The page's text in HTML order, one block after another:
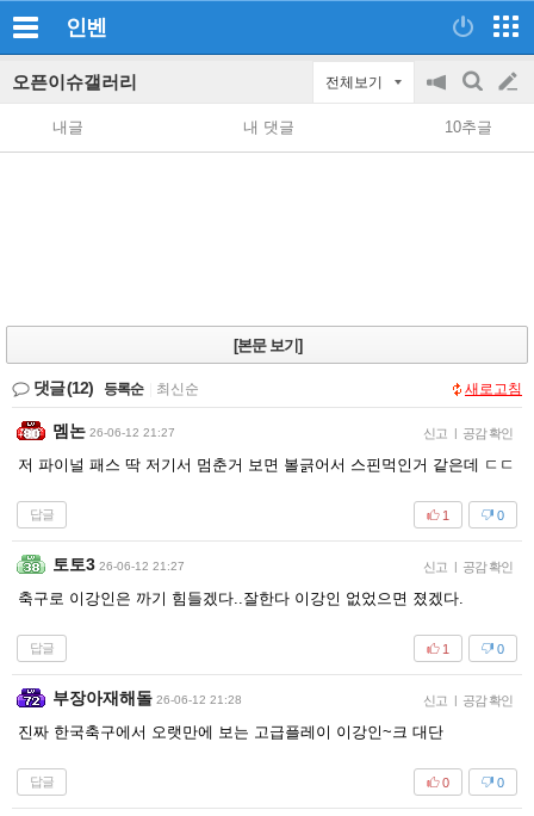
인벤
오픈이슈갤러리 전체보기
공
지
on/off
검
색
글
쓰
내글 내 댓글 10추글
[본문 보기]
댓글(12) 등록순 최신순 새로고침
멤논 26-06-12 21:27 신고 | 공감 확인
저 파이널 패스 딱 저기서 멈춘거 보면 볼긁어서 스핀먹인거 같은데 ㄷㄷ
답글 0
1
토토3 26-06-12 21:27 신고 | 공감 확인
축구로 이강인은 까기 힘들겠다..잘한다 이강인 없었으면 졌겠다.
답글 0
1
부장아재해돌 26-06-12 21:28 신고 | 공감 확인
진짜 한국축구에서 오랫만에 보는 고급플레이 이강인~크 대단
답글 0
0